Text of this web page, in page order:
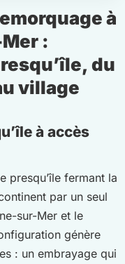
à
:
du
village
à accès
presqu’île fermant la
par un seul
sur-Mer et le
génère
: un embrayage qui